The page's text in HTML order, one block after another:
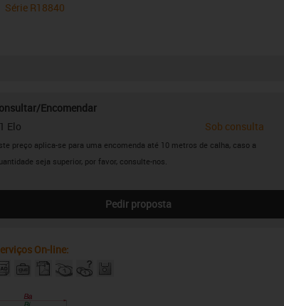
Série R18840
On-line:
Encomendar
Elo
Sob consulta
preço aplica-se para uma encomenda até 10 metros de calha, caso a
seja superior, por favor, consulte-nos.
Pedir proposta